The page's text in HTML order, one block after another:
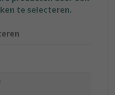
te selecteren.